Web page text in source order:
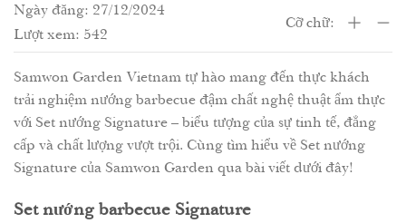
Ngày đăng: 27/12/2024
Lượt xem: 542
Cỡ chữ:
Samwon Garden Vietnam tự hào mang đến thực khách
trải nghiệm nướng barbecue đậm chất nghệ thuật ẩm thực
với Set nướng Signature – biểu tượng của sự tinh tế, đẳng
cấp và chất lượng vượt trội. Cùng tìm hiểu về Set nướng
Signature của Samwon Garden qua bài viết dưới đây!
Set nướng barbecue Signature